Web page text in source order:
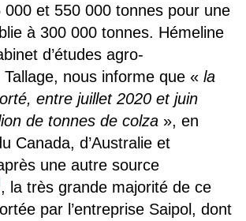
et 550 000 tonnes pour une
à 300 000 tonnes. Hémeline
d’études agro-
nous informe que « la
entre juillet 2020 et juin
de tonnes de colza», en
Canada, d’Australie et
une autre source
, la très grande majorité de ce
par l’entreprise Saipol, dont